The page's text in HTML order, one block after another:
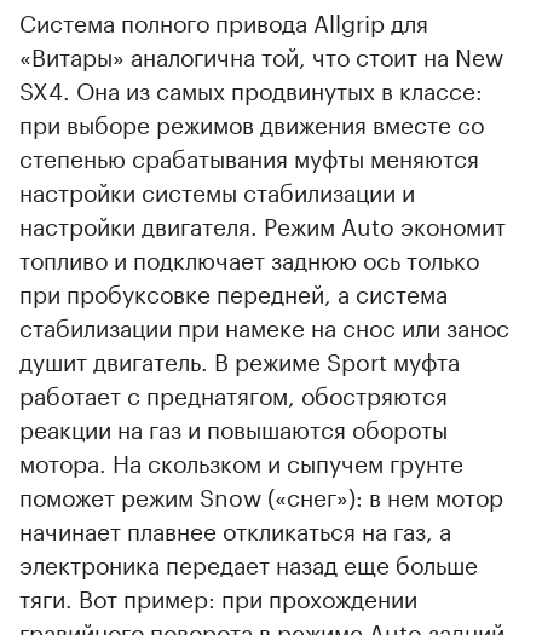
Система полного привода Allgrip для
«Витары» аналогична той, что стоит на New
SX4. Она из самых продвинутых в классе:
при выборе режимов движения вместе со
степенью срабатывания муфты меняются
настройки системы стабилизации и
настройки двигателя. Режим Auto экономит
топливо и подключает заднюю ось только
при пробуксовке передней, а система
стабилизации при намеке на снос или занос
душит двигатель. В режиме Sport муфта
работает с преднатягом, обостряются
реакции на газ и повышаются обороты
мотора. На скользком и сыпучем грунте
поможет режим Snow («снег»): в нем мотор
начинает плавнее откликаться на газ, а
электроника передает назад еще больше
тяги. Вот пример: при прохождении